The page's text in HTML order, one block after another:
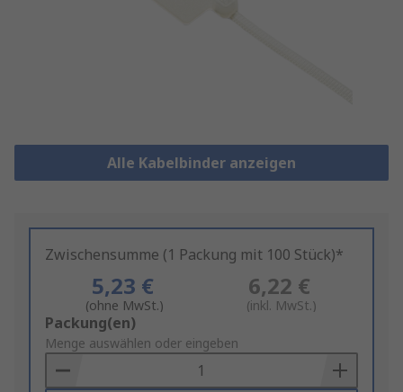
Alle Kabelbinder anzeigen
Zwischensumme (1 Packung mit 100 Stück)*
5,23 €
(ohne MwSt.)
6,22 €
(inkl. MwSt.)
Add
to
Basket
Packung(en)
Menge auswählen oder eingeben